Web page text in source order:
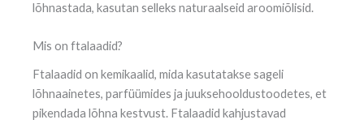
lõhnastada, kasutan selleks naturaalseid aroomiõlisid.
Mis on ftalaadid?
Ftalaadid on kemikaalid, mida kasutatakse sageli
lõhnaainetes, parfüümides ja juuksehooldustoodetes, et
pikendada lõhna kestvust. Ftalaadid kahjustavad